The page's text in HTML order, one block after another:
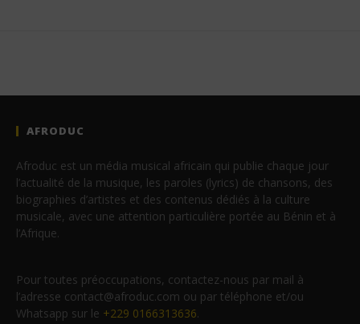
AFRODUC
Afroduc est un média musical africain qui publie chaque jour
l’actualité de la musique, les paroles (lyrics) de chansons, des
biographies d’artistes et des contenus dédiés à la culture
musicale, avec une attention particulière portée au Bénin et à
l’Afrique.
Pour toutes préoccupations, contactez-nous par mail à
l’adresse contact@afroduc.com ou par téléphone et/ou
Whatsapp sur le +229 0166313636.